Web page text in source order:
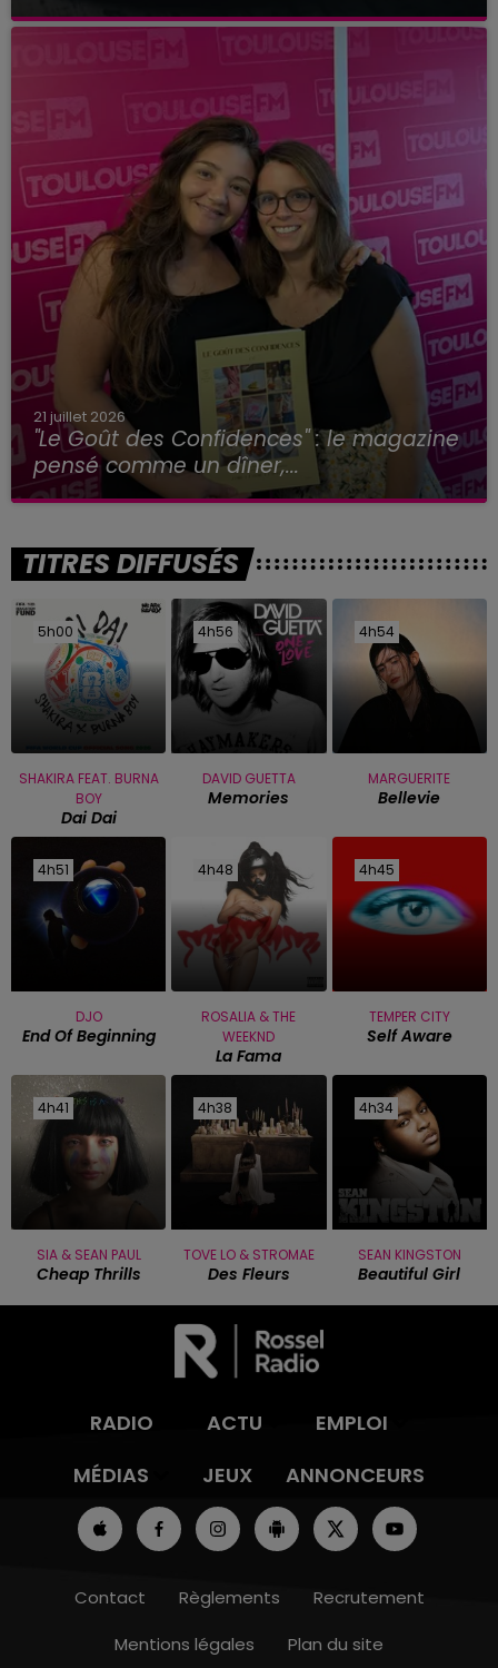
21 juillet 2026
"Le Goût des Confidences" : le magazine
pensé comme un dîner,...
TITRES DIFFUSÉS
5h00
5h00
SHAKIRA FEAT. BURNA
BOY
Dai Dai
4h56
4h56
DAVID GUETTA
Memories
4h54
4h54
MARGUERITE
Bellevie
4h51
4h51
DJO
End Of Beginning
4h48
4h48
ROSALIA & THE
WEEKND
La Fama
4h45
4h45
TEMPER CITY
Self Aware
4h41
4h41
SIA & SEAN PAUL
Cheap Thrills
4h38
4h38
TOVE LO & STROMAE
Des Fleurs
4h34
4h34
SEAN KINGSTON
Beautiful Girl
RADIO ACTU
EMPLOI
MÉDIAS
JEUX ANNONCEURS
Contact Règlements
Recrutement
Mentions légales
Plan du site